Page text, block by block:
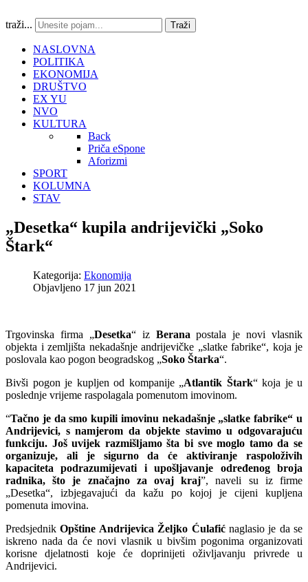
traži... Traži
NASLOVNA
POLITIKA
EKONOMIJA
DRUŠTVO
EX YU
NVO
KULTURA
Back
Priča eSpone
Aforizmi
SPORT
KOLUMNA
STAV
„Desetka“ kupila andrijevički „Soko
Štark“
Kategorija: Ekonomija
Objavljeno 17 jun 2021
Trgovinska firma „Desetka“ iz Berana postala je novi vlasnik
objekta i zemljišta nekadašnje andrijevičke „slatke fabrike“, koja je
poslovala kao pogon beogradskog „Soko Štarka“.
Bivši pogon je kupljen od kompanije „Atlantik Štark“ koja je u
poslednje vrijeme raspolagala pomenutom imovinom.
“Tačno je da smo kupili imovinu nekadašnje „slatke fabrike“ u
Andrijevici, s namjerom da objekte stavimo u odgovarajuću
funkciju. Još uvijek razmišljamo šta bi sve moglo tamo da se
organizuje, ali je sigurno da će aktiviranje raspoloživih
kapaciteta podrazumijevati i upošljavanje određenog broja
radnika, što je značajno za ovaj kraj”, naveli su iz firme
„Desetka“, izbjegavajući da kažu po kojoj je cijeni kupljena
pomenuta imovina.
PredsjednikOpštine Andrijevica Željko Ćulafićnaglasio je da se
iskreno nada da će novi vlasnik u bivšim pogonima organizovati
korisne djelatnosti koje će doprinijeti oživljavanju privrede u
Andrijevici.